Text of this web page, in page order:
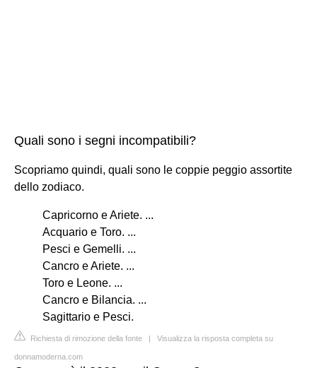
Quali sono i segni incompatibili?
Scopriamo quindi, quali sono le coppie peggio assortite
dello zodiaco.
Capricorno e Ariete. ...
Acquario e Toro. ...
Pesci e Gemelli. ...
Cancro e Ariete. ...
Toro e Leone. ...
Cancro e Bilancia. ...
Sagittario e Pesci.
Richiesta di rimozione della fonte | Visualizza la risposta completa su
donnamoderna.com